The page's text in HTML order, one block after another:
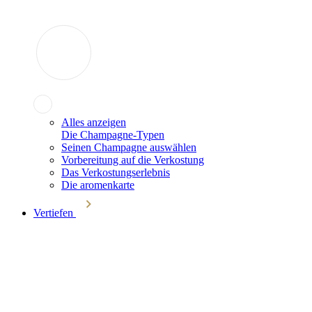
Alles anzeigen
Die Champagne-Typen
Seinen Champagne auswählen
Vorbereitung auf die Verkostung
Das Verkostungserlebnis
Die aromenkarte
Vertiefen